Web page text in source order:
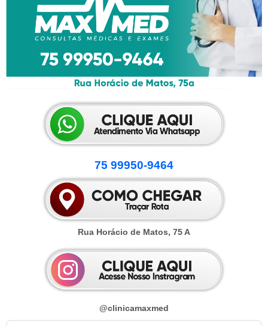
75 99950-9464
Rua Horácio de Matos, 75 A
@clinicamaxmed